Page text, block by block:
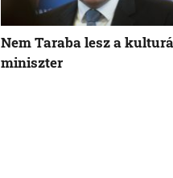
Nem Taraba lesz a
miniszter